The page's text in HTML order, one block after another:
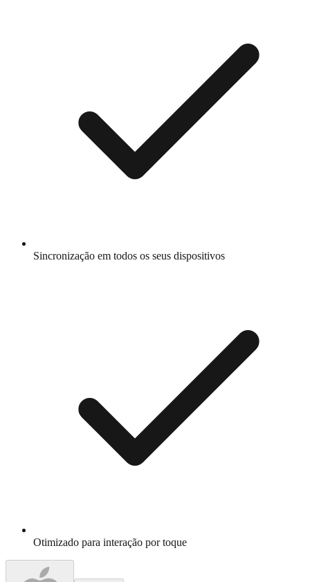
Sincronização em todos os seus dispositivos
Otimizado para interação por toque